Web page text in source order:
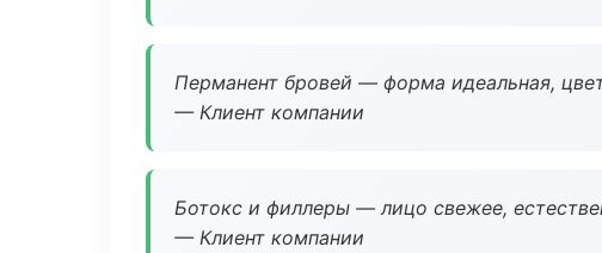
Перманент бровей — форма идеальная,
— Клиент компании
Ботокс и филлеры — лицо свежее,
— Клиент компании